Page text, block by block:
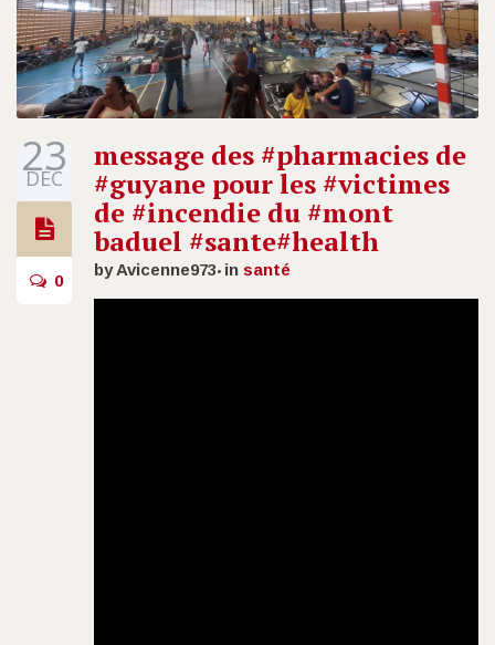
23
DÉC
0
message des #pharmacies de
#guyane pour les #victimes
de #incendie du #mont
baduel #sante#health
by Avicenne973 in santé